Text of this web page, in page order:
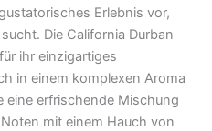
Erlebnis vor,
Die California Durban
ihr einzigartiges
in einem komplexen Aroma
eine erfrischende Mischung
mit einem Hauch von